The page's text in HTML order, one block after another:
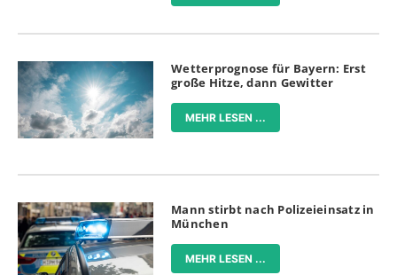
Wetterprognose für Bayern: Erst
große Hitze, dann Gewitter
MEHR LESEN ...
Mann stirbt nach Polizeieinsatz in
München
MEHR LESEN ...